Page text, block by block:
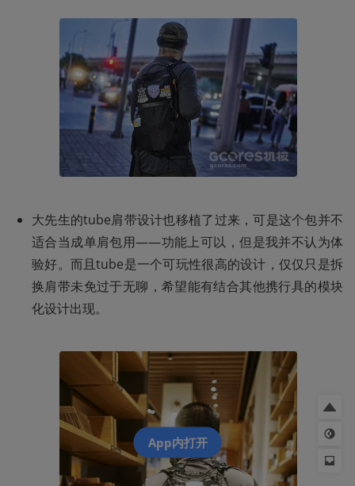
大先生的tube肩带设计也移植了过来，可是这个包并不
适合当成单肩包用——功能上可以，但是我并不认为体
验好。而且tube是一个可玩性很高的设计，仅仅只是拆
换肩带未免过于无聊，希望能有结合其他携行具的模块
化设计出现。
App内打开